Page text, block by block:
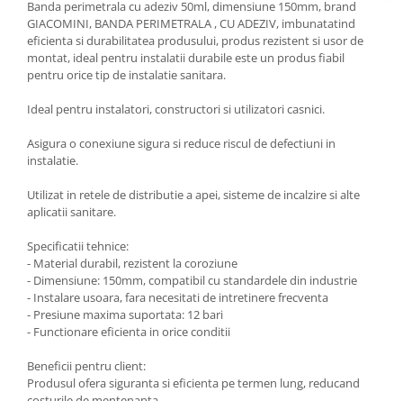
Banda perimetrala cu adeziv 50ml, dimensiune 150mm, brand
GIACOMINI, BANDA PERIMETRALA , CU ADEZIV, imbunatatind
eficienta si durabilitatea produsului, produs rezistent si usor de
montat, ideal pentru instalatii durabile este un produs fiabil
pentru orice tip de instalatie sanitara.
Ideal pentru instalatori, constructori si utilizatori casnici.
Asigura o conexiune sigura si reduce riscul de defectiuni in
instalatie.
Utilizat in retele de distributie a apei, sisteme de incalzire si alte
aplicatii sanitare.
Specificatii tehnice:
- Material durabil, rezistent la coroziune
- Dimensiune: 150mm, compatibil cu standardele din industrie
- Instalare usoara, fara necesitati de intretinere frecventa
- Presiune maxima suportata: 12 bari
- Functionare eficienta in orice conditii
Beneficii pentru client:
Produsul ofera siguranta si eficienta pe termen lung, reducand